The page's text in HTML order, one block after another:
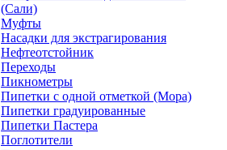
(Сали)
Муфты
Насадки для экстрагирования
Нефтеотстойник
Переходы
Пикнометры
Пипетки с одной отметкой (Мора)
Пипетки градуированные
Пипетки Пастера
Поглотители